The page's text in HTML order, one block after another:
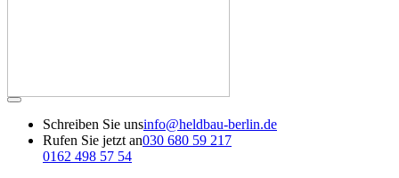
Schreiben Sie unsinfo@heldbau-berlin.de
Rufen Sie jetzt an030 680 59 217
0162 498 57 54